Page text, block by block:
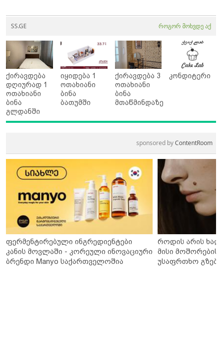
SS.GE როგორ მოხვდე აქ
ქირავდება
დღიურად 1
ოთახიანი
ბინა
გლდანში
იყიდება 1
ოთახიანი
ბინა
ბათუმში
ქირავდება 3
ოთახიანი
ბინა
მთაწმინდაზე
კონდიტერი
sponsored byContentRoom
ფერმენტირებული ინგრედიენტები
კანის მოვლაში - კორეული ინოვაციური
ბრენდი Manyo საქართველოშია
როდის არის
მისი მოშორების
უსაფრთხო გზები